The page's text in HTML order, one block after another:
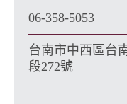
06-358-5053
台南市中西區台
段272號